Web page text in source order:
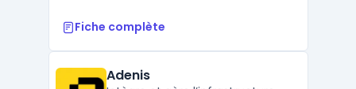
Fiche complète
Adenis